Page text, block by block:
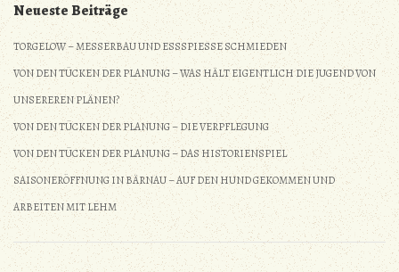
Neueste Beiträge
TORGELOW – MESSERBAU UND ESSSPIESSE SCHMIEDEN
VON DEN TÜCKEN DER PLANUNG – WAS HÄLT EIGENTLICH DIE JUGEND VON
UNSEREREN PLÄNEN?
VON DEN TÜCKEN DER PLANUNG – DIE VERPFLEGUNG
VON DEN TÜCKEN DER PLANUNG – DAS HISTORIENSPIEL
SAISONERÖFFNUNG IN BÄRNAU – AUF DEN HUND GEKOMMEN UND
ARBEITEN MIT LEHM